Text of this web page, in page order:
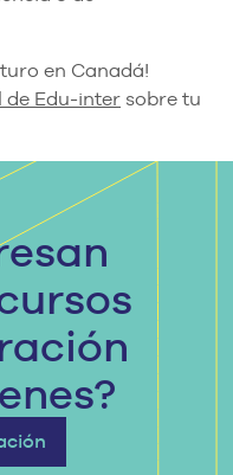
en Canadá!
de Edu-inter sobre tu